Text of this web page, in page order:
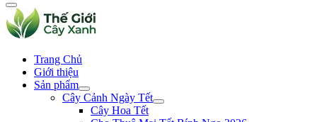
Trang Chủ
Giới thiệu
Sản phẩm
Cây Cảnh Ngày Tết
Cây Hoa Tết